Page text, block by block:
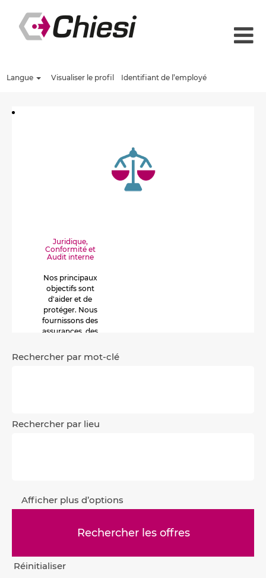
Langue Visualiser le profil Identifiant de l’employé
Juridique,
Conformité et
Audit interne
Nos principaux
objectifs sont
d'aider et de
protéger. Nous
fournissons des
assurances, des
informations
objectives fondées
Rechercher par mot-clé
Rechercher par lieu
Afficher plus d’options
Réinitialiser